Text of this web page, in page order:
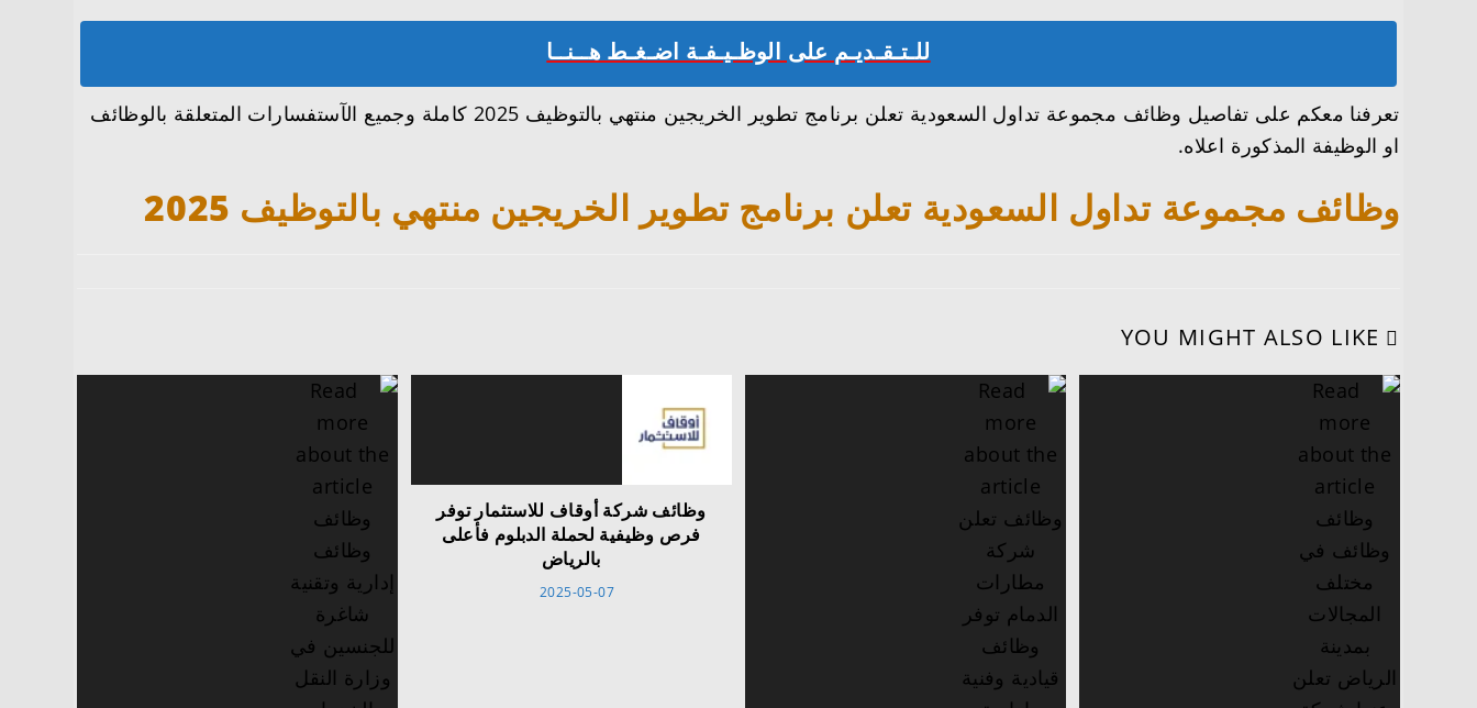
للـتـقـديـم على الوظـيـفـة اضـغـط هــنــا
تعرفنا معكم على تفاصيل وظائف مجموعة تداول السعودية تعلن برنامج تطوير الخريجين منتهي بالتوظيف 2025 كاملة وجميع الآستفسارات المتعلقة بالوظائف
او الوظيفة المذكورة اعلاه.
وظائف مجموعة تداول السعودية تعلن برنامج تطوير الخريجين منتهي بالتوظيف 2025
YOU MIGHT ALSO LIKE
وظائف شركة أوقاف للاستثمار توفر
فرص وظيفية لحملة الدبلوم فأعلى
بالرياض
2025-05-07